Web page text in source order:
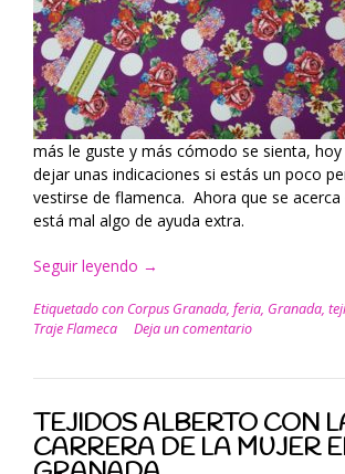
más le guste y más cómodo se sienta,
dejar unas indicaciones si estás un poco
vestirse de flamenca. Ahora que se
está mal algo de ayuda extra.
Seguir leyendo “¿Cómo
correctamente
de
→
Etiquetado con Corpus Granada, feria, Granada,
Traje Flameca
Deja un comentario
TEJIDOS ALBERTO CON
CARRERA DE LA MUJER